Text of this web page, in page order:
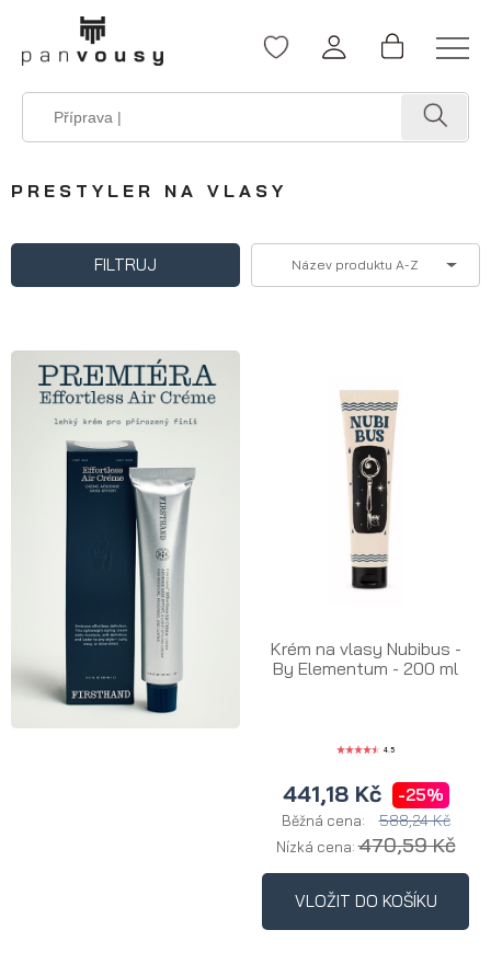
PRESTYLER NA VLASY
FILTRUJ Název produktu A-Z
Krém na vlasy Nubibus -
By Elementum - 200 ml
4.5
441,18 Kč -25%
Běžná cena: 588,24 Kč
Nízká cena:470,59 Kč
VLOŽIT DO KOŠÍKU